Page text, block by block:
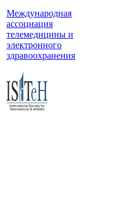
Международная
ассоциация
телемедицины и
электронного
здравоохранения